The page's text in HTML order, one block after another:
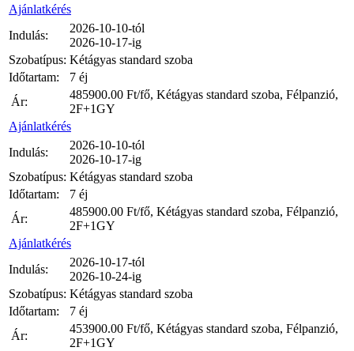
Ajánlatkérés
Indulás:
2026-10-10-tól
2026-10-17-ig
Szobatípus: Kétágyas standard szoba
Időtartam:
7 éj
Ár:
485900.00 Ft/fő, Kétágyas standard szoba, Félpanzió,
2F+1GY
Ajánlatkérés
Indulás:
2026-10-10-tól
2026-10-17-ig
Szobatípus: Kétágyas standard szoba
Időtartam:
7 éj
Ár:
485900.00 Ft/fő, Kétágyas standard szoba, Félpanzió,
2F+1GY
Ajánlatkérés
Indulás:
2026-10-17-tól
2026-10-24-ig
Szobatípus: Kétágyas standard szoba
Időtartam:
7 éj
Ár:
453900.00 Ft/fő, Kétágyas standard szoba, Félpanzió,
2F+1GY